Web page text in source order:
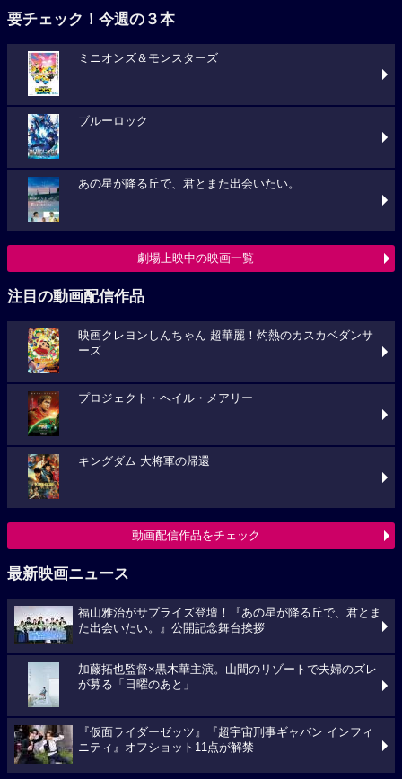
要チェック！今週の３本
ミニオンズ＆モンスターズ
ブルーロック
あの星が降る丘で、君とまた出会いたい。
劇場上映中の映画一覧
注目の動画配信作品
映画クレヨンしんちゃん 超華麗！灼熱のカスカベダンサ
ーズ
プロジェクト・ヘイル・メアリー
キングダム 大将軍の帰還
動画配信作品をチェック
最新映画ニュース
福山雅治がサプライズ登壇！『あの星が降る丘で、君とま
た出会いたい。』公開記念舞台挨拶
加藤拓也監督×黒木華主演。山間のリゾートで夫婦のズレ
が募る「日曜のあと」
『仮面ライダーゼッツ』『超宇宙刑事ギャバン インフィ
ニティ』オフショット11点が解禁